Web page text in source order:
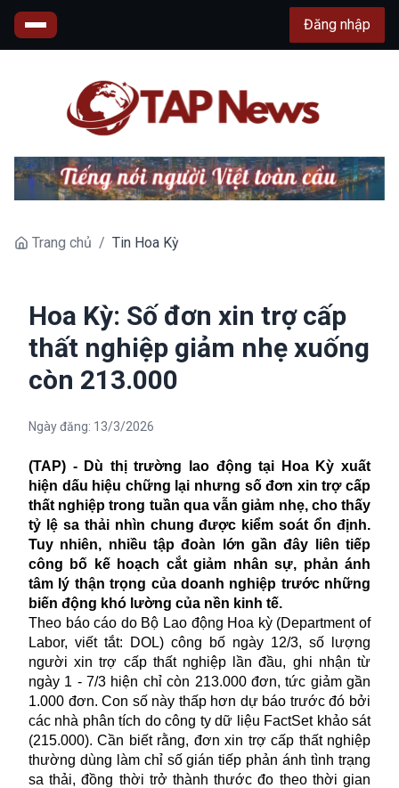
Đăng nhập
Trang chủ / Tin Hoa Kỳ
Hoa Kỳ: Số đơn xin trợ cấp
thất nghiệp giảm nhẹ xuống
còn 213.000
Ngày đăng: 13/3/2026
(TAP) - Dù thị trường lao động tại Hoa Kỳ xuất
hiện dấu hiệu chững lại nhưng số đơn xin trợ cấp
thất nghiệp trong tuần qua vẫn giảm nhẹ, cho thấy
tỷ lệ sa thải nhìn chung được kiểm soát ổn định.
Tuy nhiên, nhiều tập đoàn lớn gần đây liên tiếp
công bố kế hoạch cắt giảm nhân sự, phản ánh
tâm lý thận trọng của doanh nghiệp trước những
biến động khó lường của nền kinh tế.
Theo báo cáo do Bộ Lao động Hoa kỳ (Department of
Labor, viết tắt: DOL) công bố ngày 12/3, số lượng
người xin trợ cấp thất nghiệp lần đầu, ghi nhận từ
ngày 1 - 7/3 hiện chỉ còn 213.000 đơn, tức giảm gần
1.000 đơn. Con số này thấp hơn dự báo trước đó bởi
các nhà phân tích do công ty dữ liệu FactSet khảo sát
(215.000). Cần biết rằng, đơn xin trợ cấp thất nghiệp
thường dùng làm chỉ số gián tiếp phản ánh tình trạng
sa thải, đồng thời trở thành thước đo theo thời gian